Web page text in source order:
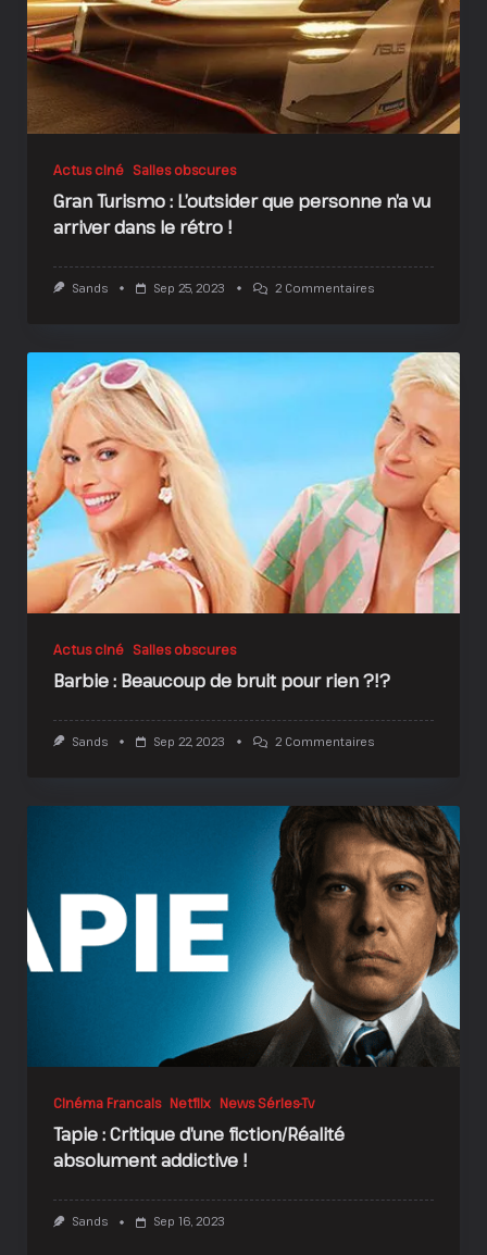
Actus ciné Salles obscures
Gran Turismo : L’outsider que personne n’a vu
arriver dans le rétro !
Sands Sep 25, 2023 2 CommentairesSur
L’outsider
Que
Personne
Vu
Arriver
Dans
Le
Rétro
!
Actus ciné Salles obscures
Barbie : Beaucoup de bruit pour rien ?!?
Sands Sep 22, 2023 2 CommentairesSur
De
Bruit
Pour
Rien
?!?
Cinéma Francais Netflix News Séries-Tv
Tapie : Critique d’une fiction/Réalité
absolument addictive !
Sands Sep 16, 2023